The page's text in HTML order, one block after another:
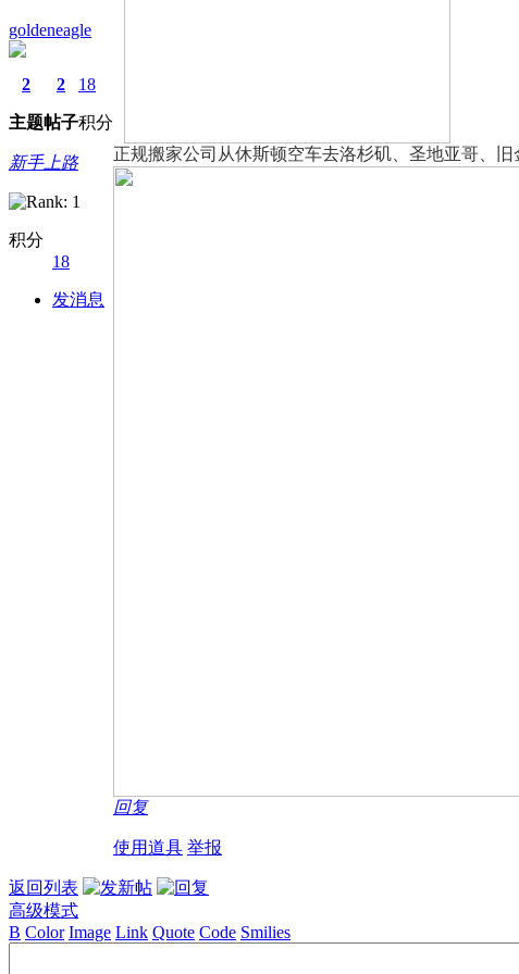
goldeneagle
2
主题
2
帖子
18
积分
新手上路
积分
18
发消息
正规搬家公司从休斯顿空车去洛杉矶、圣地亚哥、
回复
使用道具 举报
返回列表
高级模式
B Color Image Link Quote Code Smilies